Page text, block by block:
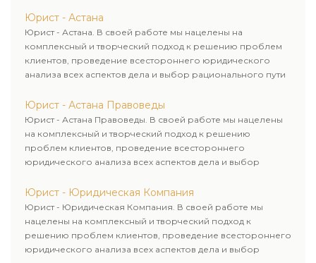
Юрист - Астана
Юрист - Астана. В своей работе мы нацелены на
комплексный и творческий подход к решению проблем
клиентов, проведение всестороннего юридического
анализа всех аспектов дела и выбор рационального пути
Юрист - Астана Правоведы
Юрист - Астана Правоведы. В своей работе мы нацелены
на комплексный и творческий подход к решению
проблем клиентов, проведение всестороннего
юридического анализа всех аспектов дела и выбор
Юрист - Юридическая Компания
Юрист - Юридическая Компания. В своей работе мы
нацелены на комплексный и творческий подход к
решению проблем клиентов, проведение всестороннего
юридического анализа всех аспектов дела и выбор